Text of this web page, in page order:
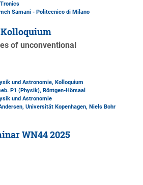
Samani - Politecnico di Milano
of unconventional
und Astronomie, Kolloquium
P1 (Physik), Röntgen-Hörsaal
und Astronomie
Universität Kopenhagen, Niels Bohr
WN44 2025